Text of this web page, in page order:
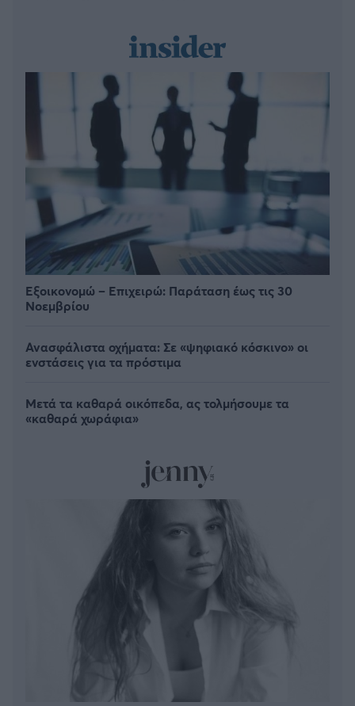
Εξοικονομώ – Επιχειρώ: Παράταση έως τις 30
Νοεμβρίου
Ανασφάλιστα οχήματα: Σε «ψηφιακό κόσκινο» οι
ενστάσεις για τα πρόστιμα
Μετά τα καθαρά οικόπεδα, ας τολμήσουμε τα
«καθαρά χωράφια»